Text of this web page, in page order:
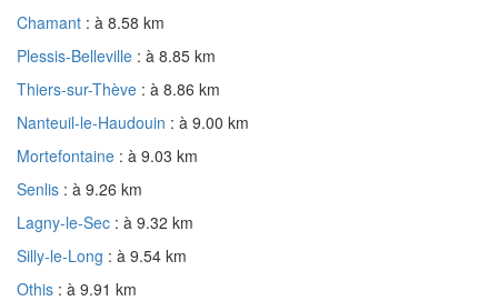
Chamant : à 8.58 km
Plessis-Belleville : à 8.85 km
Thiers-sur-Thève : à 8.86 km
Nanteuil-le-Haudouin : à 9.00 km
Mortefontaine : à 9.03 km
Senlis : à 9.26 km
Lagny-le-Sec : à 9.32 km
Silly-le-Long : à 9.54 km
Othis : à 9.91 km